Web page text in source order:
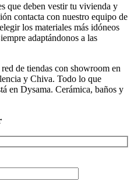
que deben vestir tu vivienda y
contacta con nuestro equipo de
los materiales más idóneos
adaptándonos a las
de tiendas con showroom en
y Chiva. Todo lo que
en Dysama. Cerámica, baños y